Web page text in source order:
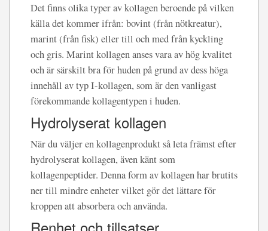
Det finns olika typer av kollagen beroende på vilken
källa det kommer ifrån: bovint (från nötkreatur),
marint (från fisk) eller till och med från kyckling
och gris. Marint kollagen anses vara av hög kvalitet
och är särskilt bra för huden på grund av dess höga
innehåll av typ I-kollagen, som är den vanligast
förekommande kollagentypen i huden.
Hydrolyserat kollagen
När du väljer en kollagenprodukt så leta främst efter
hydrolyserat kollagen, även känt som
kollagenpeptider. Denna form av kollagen har brutits
ner till mindre enheter vilket gör det lättare för
kroppen att absorbera och använda.